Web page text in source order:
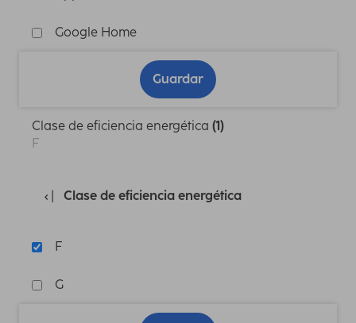
Google Home
Guardar
Clase de eficiencia energética (1)
F
Clase de eficiencia energética
F
G